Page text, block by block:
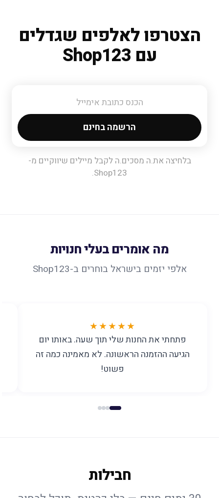
הצטרפו לאלפים שגדלים
עם Shop123
הרשמה בחינם
בלחיצה את.ה מסכים.ה לקבל מיילים שיווקיים מ-
Shop123.
מה אומרים בעלי חנויות
אלפי יזמים בישראל בוחרים ב-Shop123
★★★★★
פתחתי את החנות שלי תוך שעה. באותו יום
הגיעה ההזמנה הראשונה. לא מאמינה כמה זה
פשוט!
חבילות